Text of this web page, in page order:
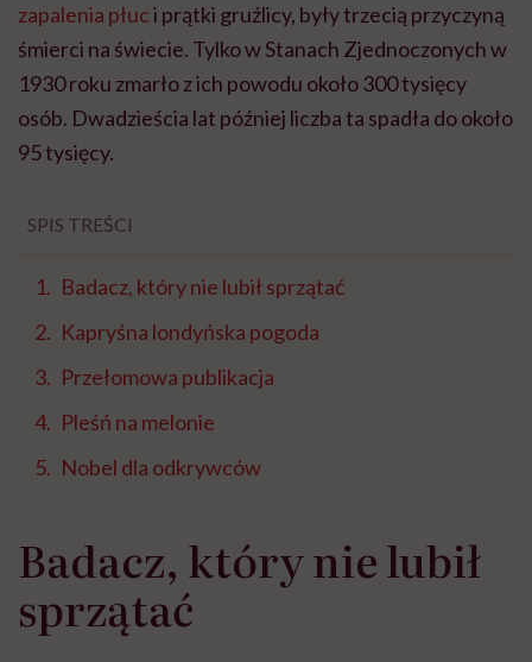
zapalenia płuci prątki gruźlicy, były trzecią przyczyną
śmierci na świecie. Tylko w Stanach Zjednoczonych w
1930 roku zmarło z ich powodu około 300 tysięcy
osób. Dwadzieścia lat później liczba ta spadła do około
95 tysięcy.
SPIS TREŚCI
Badacz, który nie lubił sprzątać
Kapryśna londyńska pogoda
Przełomowa publikacja
Pleśń na melonie
Nobel dla odkrywców
Badacz, który nie lubił
sprzątać